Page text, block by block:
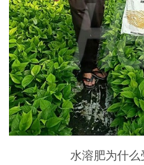
水溶肥为什